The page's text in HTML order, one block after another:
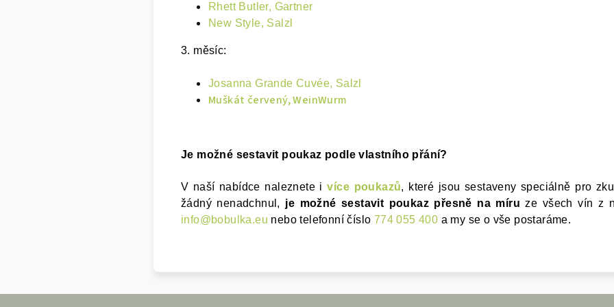
Rhett Butler, Gartner
New Style, Salzl
3. měsíc:
Josanna Grande Cuvée, Salzl
Muškát červený, WeinWurm
Je možné sestavit poukaz podle vlastního přání?
V naší nabídce naleznete ivíce poukazů, které jsou sestaveny speciálně pro
žádný nenadchnul, je možné sestavit poukaz přesně na míru ze všech vín z
info@bobulka.eu nebo telefonní číslo 774 055 400 a my se o vše postaráme.